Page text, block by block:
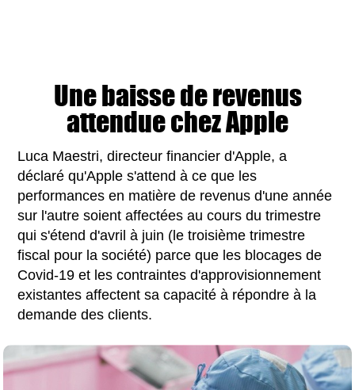
Une baisse de revenus
attendue chez Apple
Luca Maestri, directeur financier d'Apple, a
déclaré qu'Apple s'attend à ce que les
performances en matière de revenus d'une année
sur l'autre soient affectées au cours du trimestre
qui s'étend d'avril à juin (le troisième trimestre
fiscal pour la société) parce que les blocages de
Covid-19 et les contraintes d'approvisionnement
existantes affectent sa capacité à répondre à la
demande des clients.